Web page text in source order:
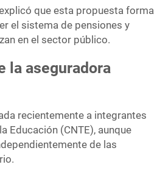
que esta propuesta forma
el sistema de pensiones y
en el sector público.
la aseguradora
recientemente a integrantes
Educación (CNTE), aunque
de las